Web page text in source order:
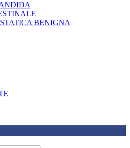
BENIGNA